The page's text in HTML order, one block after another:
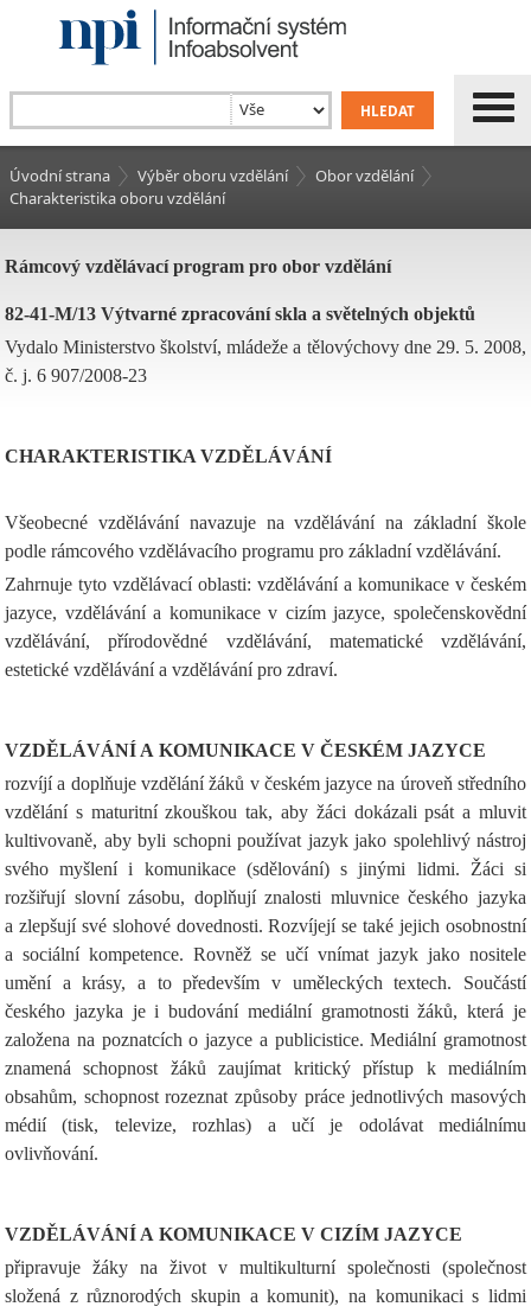
Úvodní strana Výběr oboru vzdělání
Obor vzdělání
Charakteristika oboru vzdělání
Rámcový vzdělávací program pro obor vzdělání
82-41-M/13 Výtvarné zpracování skla a světelných objektů
Vydalo Ministerstvo školství, mládeže a tělovýchovy dne 29. 5. 2008,
č. j. 6 907/2008-23
CHARAKTERISTIKA VZDĚLÁVÁNÍ
Všeobecné vzdělávání navazuje na vzdělávání na základní škole
podle rámcového vzdělávacího programu pro základní vzdělávání.
Zahrnuje tyto vzdělávací oblasti: vzdělávání a komunikace v českém
jazyce, vzdělávání a komunikace v cizím jazyce, společenskovědní
vzdělávání, přírodovědné vzdělávání, matematické vzdělávání,
estetické vzdělávání a vzdělávání pro zdraví.
VZDĚLÁVÁNÍ A KOMUNIKACE V ČESKÉM JAZYCE
rozvíjí a doplňuje vzdělání žáků v českém jazyce na úroveň středního
vzdělání s maturitní zkouškou tak, aby žáci dokázali psát a mluvit
kultivovaně, aby byli schopni používat jazyk jako spolehlivý nástroj
svého myšlení i komunikace (sdělování) s jinými lidmi. Žáci si
rozšiřují slovní zásobu, doplňují znalosti mluvnice českého jazyka
a zlepšují své slohové dovednosti. Rozvíjejí se také jejich osobnostní
a sociální kompetence. Rovněž se učí vnímat jazyk jako nositele
umění a krásy, a to především v uměleckých textech. Součástí
českého jazyka je i budování mediální gramotnosti žáků, která je
založena na poznatcích o jazyce a publicistice. Mediální gramotnost
znamená schopnost žáků zaujímat kritický přístup k mediálním
obsahům, schopnost rozeznat způsoby práce jednotlivých masových
médií (tisk, televize, rozhlas) a učí je odolávat mediálnímu
ovlivňování.
VZDĚLÁVÁNÍ A KOMUNIKACE V CIZÍM JAZYCE
připravuje žáky na život v multikulturní společnosti (společnost
složená z různorodých skupin a komunit), na komunikaci s lidmi